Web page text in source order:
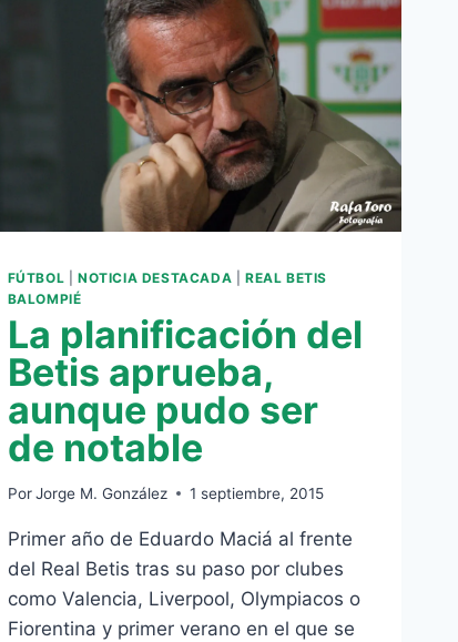
FÚTBOL |NOTICIA DESTACADA
REAL BETIS
BALOMPIÉ
La planificación del
Betis aprueba,
aunque pudo ser
de notable
Por Jorge M. González 1 septiembre, 2015
Primer año de Eduardo Maciá al frente
del Real Betis tras su paso por clubes
como Valencia, Liverpool, Olympiacos o
Fiorentina y primer verano en el que se